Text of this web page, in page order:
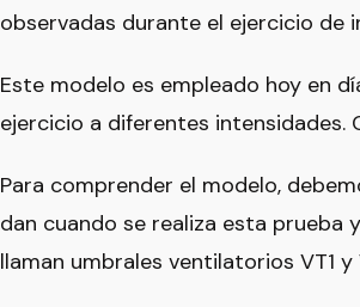
observadas durante el ejercicio de
Este modelo es empleado hoy en
ejercicio a diferentes intensidades.
Para comprender el modelo,
dan cuando se realiza esta prueba
llaman umbrales ventilatorios VT1 y